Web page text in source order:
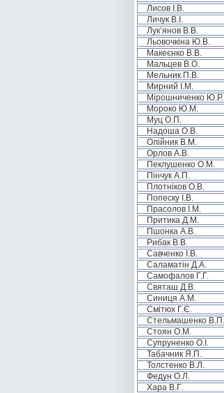
Лисов І.В.
Личук В.І.
Лук’янов В.В.
Льовочкіна Ю.В.
Макеєнко В.В.
Мальцев В.О.
Мельник П.В.
Мирний І.М.
Мірошниченко Ю.Р.
Мороко Ю.М.
Муц О.П.
Надоша О.В.
Олійник В.М.
Орлов А.В.
Пеклушенко О.М.
Пінчук А.П.
Плотніков О.В.
Попеску І.В.
Прасолов І.М.
Притика Д.М.
Пшонка А.В.
Рибак В.В.
Савченко І.В.
Саламатін Д.А.
Самофалов Г.Г.
Святаш Д.В.
Синиця А.М.
Смітюх Г.Є.
Стельмашенко В.П.
Стоян О.М.
Супруненко О.І.
Табачник Я.П.
Толстенко В.Л.
Федун О.Л.
Хара В.Г.